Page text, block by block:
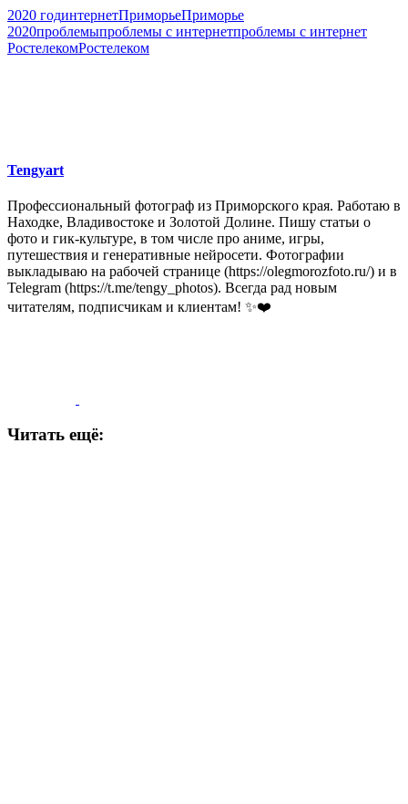
2020 годинтернетПриморьеПриморье
2020проблемыпроблемы с интернетпроблемы с интернет
РостелекомРостелеком
Tengyart
Профессиональный фотограф из Приморского края. Работаю в
Находке, Владивостоке и Золотой Долине. Пишу статьи о
фото и гик-культуре, в том числе про аниме, игры,
путешествия и генеративные нейросети. Фотографии
выкладываю на рабочей странице (https://olegmorozfoto.ru/) и в
Telegram (https://t.me/tengy_photos). Всегда рад новым
читателям, подписчикам и клиентам! ✨❤️
Читать ещё: